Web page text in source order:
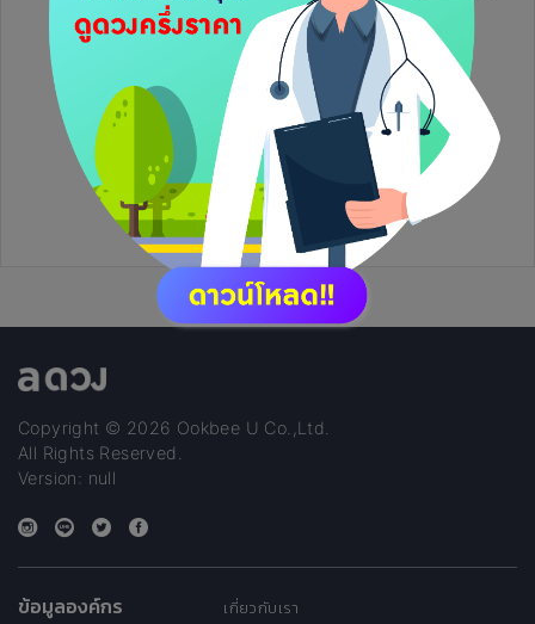
ยังไม่มีข้อมูล
Copyright © 2026 Ookbee U Co.,Ltd.
All Rights Reserved.
Version: null
ข้อมูลองค์กร
เกี่ยวกับเรา